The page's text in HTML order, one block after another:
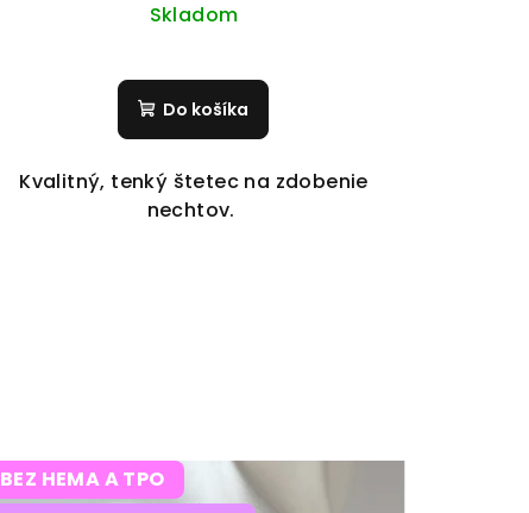
Skladom
Do košíka
Kvalitný, tenký štetec na zdobenie
nechtov.
BEZ HEMA A TPO